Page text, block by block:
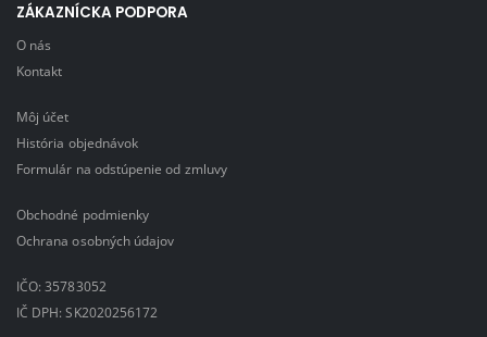
ZÁKAZNÍCKA PODPORA
O nás
Kontakt
Môj účet
História objednávok
Formulár na odstúpenie od zmluvy
Obchodné podmienky
Ochrana osobných údajov
IČO: 35783052
IČ DPH: SK2020256172